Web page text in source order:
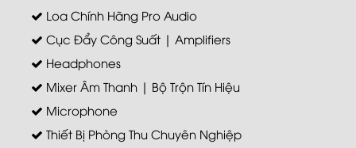
Loa Chính Hãng Pro Audio
Cục Đẩy Công Suất | Amplifiers
Headphones
Mixer Âm Thanh | Bộ Trộn Tín Hiệu
Microphone
Thiết Bị Phòng Thu Chuyên Nghiệp